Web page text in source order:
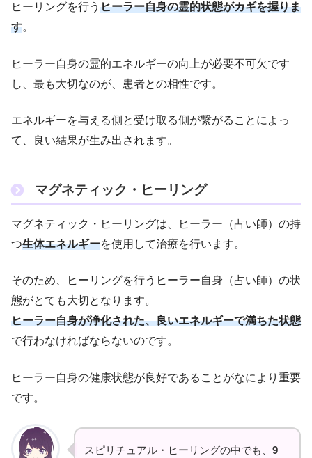
ヒーリングを行う ヒーラー自身の霊的状態がカギを握りま
す。
ヒーラー自身の霊的エネルギーの向上が必要不可欠です
し、最も大切なのが、患者との相性です。
エネルギーを与える側と受け取る側が繋がることによっ
て、良い結果が生み出されます。
マグネティック・ヒーリング
マグネティック・ヒーリングは、ヒーラー（占い師）の持
つ生体エネルギーを使用して治療を行います。
そのため、ヒーリングを行うヒーラー自身（占い師）の状
態がとても大切となります。
ヒーラー自身が浄化された、良いエネルギーで満ちた状態
で行わなければならないのです。
ヒーラー自身の健康状態が良好であることがなにより重要
です。
スピリチュアル・ヒーリングの中でも、 9